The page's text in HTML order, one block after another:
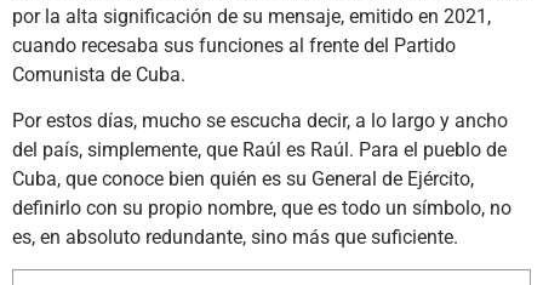
por la alta significación de su mensaje, emitido en 2021,
cuando recesaba sus funciones al frente del Partido
Comunista de Cuba.
Por estos días, mucho se escucha decir, a lo largo y ancho
del país, simplemente, que Raúl es Raúl. Para el pueblo de
Cuba, que conoce bien quién es su General de Ejército,
definirlo con su propio nombre, que es todo un símbolo, no
es, en absoluto redundante, sino más que suficiente.